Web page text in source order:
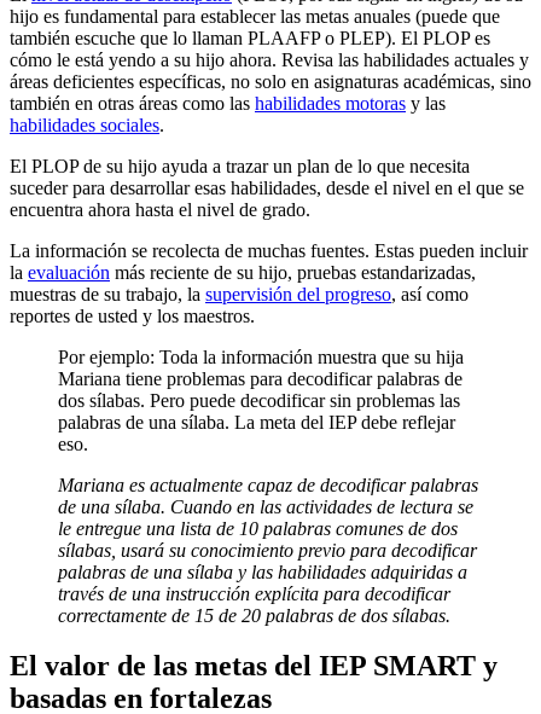
hijo es fundamental para establecer las metas anuales (puede que
también escuche que lo llaman PLAAFP o PLEP). El PLOP es
cómo le está yendo a su hijo ahora. Revisa las habilidades actuales y
áreas deficientes específicas, no solo en asignaturas académicas, sino
también en otras áreas como las habilidades motoras y las
habilidades sociales.
El PLOP de su hijo ayuda a trazar un plan de lo que necesita
suceder para desarrollar esas habilidades, desde el nivel en el que se
encuentra ahora hasta el nivel de grado.
La información se recolecta de muchas fuentes. Estas pueden incluir
la evaluación más reciente de su hijo, pruebas estandarizadas,
muestras de su trabajo, la supervisión del progreso, así como
reportes de usted y los maestros.
Por ejemplo: Toda la información muestra que su hija
Mariana tiene problemas para decodificar palabras de
dos sílabas. Pero puede decodificar sin problemas las
palabras de una sílaba. La meta del IEP debe reflejar
eso.
Mariana es actualmente capaz de decodificar palabras
de una sílaba. Cuando en las actividades de lectura se
le entregue una lista de 10 palabras comunes de dos
sílabas, usará su conocimiento previo para decodificar
palabras de una sílaba y las habilidades adquiridas a
través de una instrucción explícita para decodificar
correctamente de 15 de 20 palabras de dos sílabas.
El valor de las metas del IEP SMART y
basadas en fortalezas